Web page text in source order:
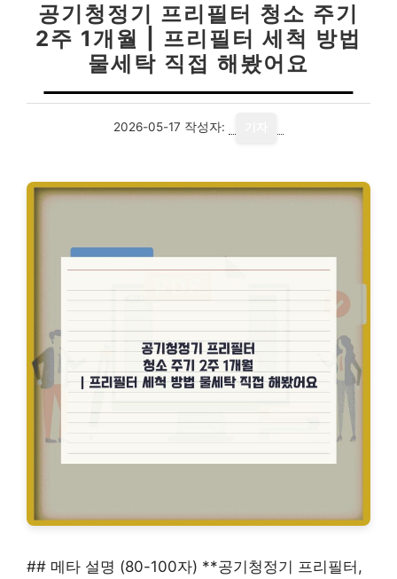
공기청정기 프리필터 청소 주기
2주 1개월 | 프리필터 세척 방법
물세탁 직접 해봤어요
2026-05-17 작성자:
## 메타 설명 (80-100자) **공기청정기 프리필터,